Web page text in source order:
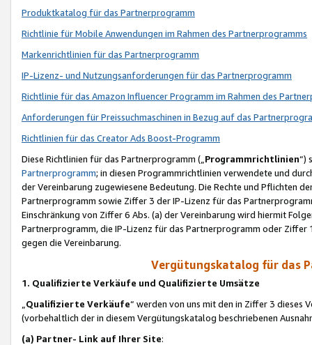
Produktkatalog für das Partnerprogramm
Richtlinie für Mobile Anwendungen im Rahmen des Partnerprogramms
Markenrichtlinien für das Partnerprogramm
IP-Lizenz- und Nutzungsanforderungen für das Partnerprogramm
Richtlinie für das Amazon Influencer Programm im Rahmen des
Anforderungen für Preissuchmaschinen in Bezug auf das
Richtlinien für das Creator Ads Boost-Programm
Diese Richtlinien für das Partnerprogramm („Programmrichtlinien“)
Partnerprogramm; in diesen Programmrichtlinien verwendete und
der Vereinbarung zugewiesene Bedeutung. Die Rechte und Pflichten
Partnerprogramm sowie Ziffer 3 der IP-Lizenz für das
Einschränkung von Ziffer 6 Abs. (a) der Vereinbarung wird hiermit
Partnerprogramm, die IP-Lizenz für das Partnerprogramm oder
gegen die Vereinbarung.
Vergütungskatalog für das
1. Qualifizierte Verkäufe und Qualifizierte Umsätze
Qualifizierte Verkäufe“ werden von uns mit den in Ziffer 3
(vorbehaltlich der in diesem Vergütungskatalog beschriebenen
(a) Partner- Link auf Ihrer Site: